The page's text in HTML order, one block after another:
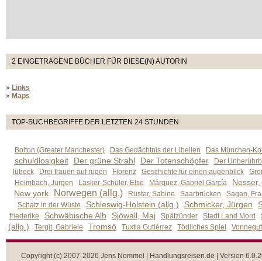
2 EINGETRAGENE BÜCHER FÜR DIESE(N) AUTORIN
» Links
» Maps
TOP-SUCHBEGRIFFE DER LETZTEN 24 STUNDEN
Bolton (Greater Manchester) Das Gedächtnis der Libellen Das München-
schuldlosigkeit Der grüne Strahl Der Totenschöpfer
Der
lübeck
Drei frauen auf rügen Florenz Geschichte für einen augenblick
Heimbach, Jürgen
Lasker-Schüler, Else Márquez, Gabriel García
New york
Norwegen (allg.) Rüster, Sabine Saarbrücken
Sagan,
Schatz in der Wüste
Schleswig-Holstein (allg.) Schmicker, Jürgen
friederike Schwäbische Alb Sjöwall, Maj Spätzünder Stadt Land Mord
(allg.) Tergit, Gabriele Tromsö Tuxtla Gutiérrez Tödliches Spiel
Copyright (c) 2007-2026 Jens Nommel | Handlungsreisen.de | Version